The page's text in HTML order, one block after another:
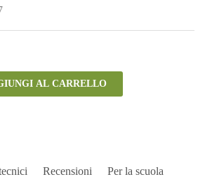
AL CARRELLO
Recensioni Per la scuola